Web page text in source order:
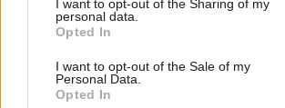
not limited to your visit or usage behaviour.
grant or deny consent to Google and its
use your data for below specified purposes
consent section.
I want to opt-out of the Sharing of my
personal data.
Opted In
I want to opt-out of the Sale of my
Personal Data.
Opted In
σε διαμονή, σίτιση και
εκπαίδευση